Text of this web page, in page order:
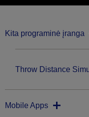
Kita programinė įranga
Throw Distance
Mobile Apps